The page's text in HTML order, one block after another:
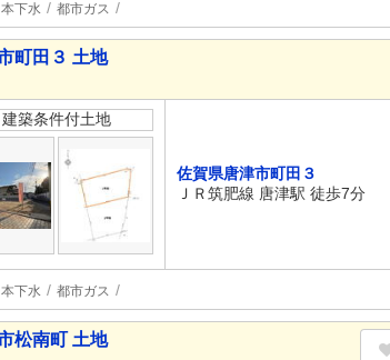
本下水 都市ガス
町田３ 土地
建築条件付土地
佐賀県唐津市町田３
ＪＲ筑肥線 唐津駅 徒歩7分
本下水 都市ガス
松南町 土地